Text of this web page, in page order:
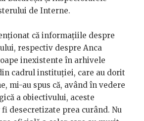
de Interne.
că informațiile despre
respectiv despre Anca
inexistente în arhivele
cadrul instituției, care au dorit
mi-au spus că, având în vedere
a obiectivului, aceste
desecretizate prea curând. Nu